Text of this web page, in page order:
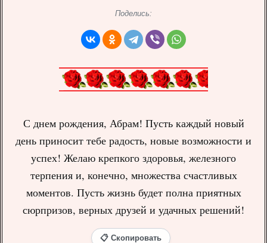
Поделись:
С днем рождения, Абрам! Пусть каждый новый
день приносит тебе радость, новые возможности и
успех! Желаю крепкого здоровья, железного
терпения и, конечно, множества счастливых
моментов. Пусть жизнь будет полна приятных
сюрпризов, верных друзей и удачных решений!
📋 Скопировать